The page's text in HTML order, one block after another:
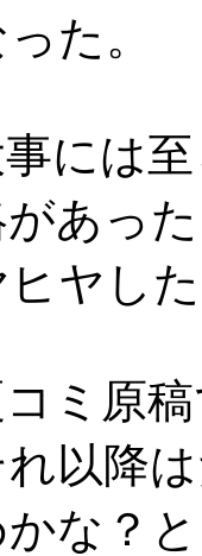
た。
には
あっ
ヤし
ミ原
以降
な？